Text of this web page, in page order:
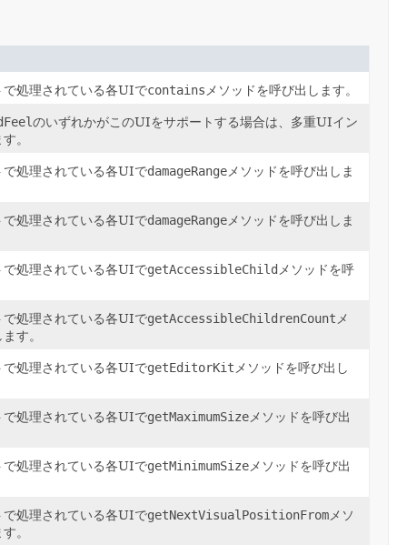
で処理されている各UIでcontains メソッドを呼び出します。
のいずれかがこのUIをサポートする場合は、多重UIイン
。
で処理されている各UIでdamageRange メソッドを呼び出しま
で処理されている各UIでdamageRange メソッドを呼び出しま
で処理されている各UIでgetAccessibleChild メソッドを呼
で処理されている各UIでgetAccessibleChildrenCount メ
す。
で処理されている各UIでgetEditorKit メソッドを呼び出し
で処理されている各UIでgetMaximumSize メソッドを呼び出
で処理されている各UIでgetMinimumSize メソッドを呼び出
で処理されている各UIでgetNextVisualPositionFrom メソ
。